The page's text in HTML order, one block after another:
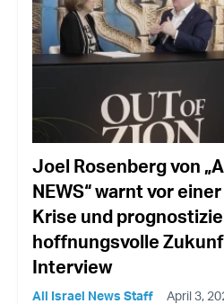
Joel Rosenberg von
NEWS“ warnt vor
Krise und
hoffnungsvolle
Interview
All Israel News Staff April 3,